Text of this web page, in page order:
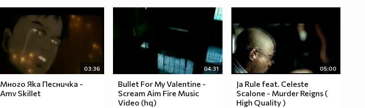
03:36
Много Яка Песничка -
Amv Skillet
04:31
Bullet For My Valentine -
Scream Aim Fire Music
Video (hq)
05:00
Ja Rule feat. Celeste
Scalone - Murder Reigns (
High Quality )